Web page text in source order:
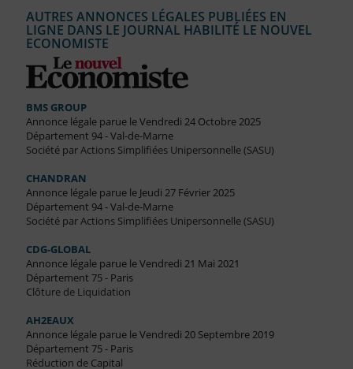
AUTRES ANNONCES LÉGALES PUBLIÉES EN
LIGNE DANS LE JOURNAL HABILITÉ LE NOUVEL
ECONOMISTE
BMS GROUP
Annonce légale parue le Vendredi 24 Octobre 2025
Département 94 - Val-de-Marne
Société par Actions Simplifiées Unipersonnelle (SASU)
CHANDRAN
Annonce légale parue le Jeudi 27 Février 2025
Département 94 - Val-de-Marne
Société par Actions Simplifiées Unipersonnelle (SASU)
CDG-GLOBAL
Annonce légale parue le Vendredi 21 Mai 2021
Département 75 - Paris
Clôture de Liquidation
AH2EAUX
Annonce légale parue le Vendredi 20 Septembre 2019
Département 75 - Paris
Réduction de Capital